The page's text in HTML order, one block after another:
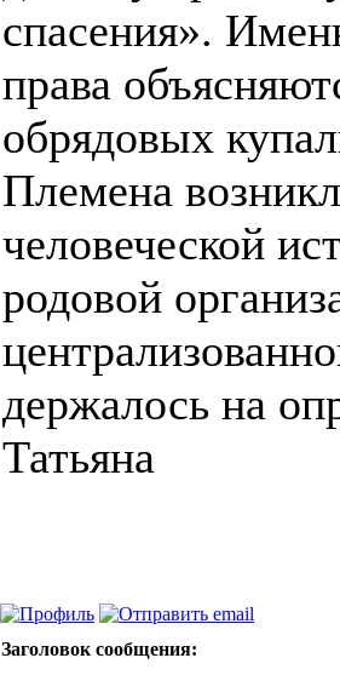
спасения».
права
обрядовых
Племена
человеческой
родовой
держалось на
Татьяна
Заголовок сообщения: